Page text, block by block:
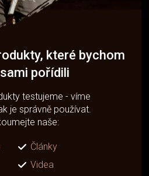
které bychom
pořídili
testujeme - víme
je správně používat.
naše:
Články
Videa